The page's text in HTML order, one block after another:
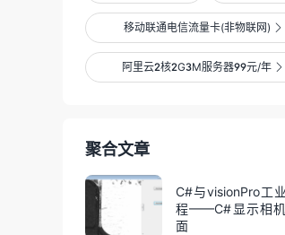
移动联通电信流量卡(非物联网) 
阿里云2核2G3M服务器99元/年 
聚合文章
C#与visionPro工
程——C#显示相
面